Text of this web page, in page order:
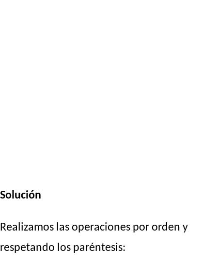
Solución
Realizamos las operaciones por orden y
respetando los paréntesis: